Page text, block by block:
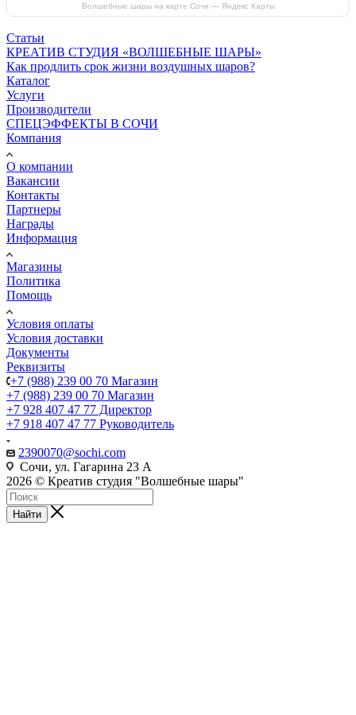
Волшебные шары на карте Сочи — Яндекс Карты
Статьи
КРЕАТИВ СТУДИЯ «ВОЛШЕБНЫЕ ШАРЫ»
Как продлить срок жизни воздушных шаров?
Каталог
Услуги
Производители
СПЕЦЭФФЕКТЫ В СОЧИ
Компания
О компании
Вакансии
Контакты
Партнеры
Награды
Информация
Магазины
Политика
Помощь
Условия оплаты
Условия доставки
Документы
Реквизиты
+7 (988) 239 00 70 Магазин
+7 (988) 239 00 70 Магазин
+7 928 407 47 77 Директор
+7 918 407 47 77 Руководитель
2390070@sochi.com
Сочи, ул. Гагарина 23 А
2026 © Креатив студия "Волшебные шары"
Найти